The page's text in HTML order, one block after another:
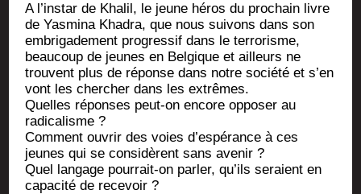
A l’ins­tar de Kha­lil, le jeune héros du pro­chain livre
de Yas­mi­na Kha­dra, que nous sui­vons dans son
embri­ga­de­ment pro­gres­sif dans le ter­ro­risme,
beau­coup de jeunes en Bel­gique et ailleurs ne
trouvent plus de réponse dans notre socié­té et s’en
vont les cher­cher dans les extrêmes.
Quelles réponses peut-on encore oppo­ser au
radicalisme ?
Com­ment ouvrir des voies d’es­pé­rance à ces
jeunes qui se consi­dèrent sans avenir ?
Quel lan­gage pour­rait-on par­ler, qu’ils seraient en
capa­ci­té de recevoir ?